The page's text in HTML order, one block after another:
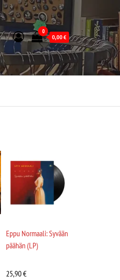
0
0,00€
Eppu Normaali: Syvään
päähän (LP)
25,90€